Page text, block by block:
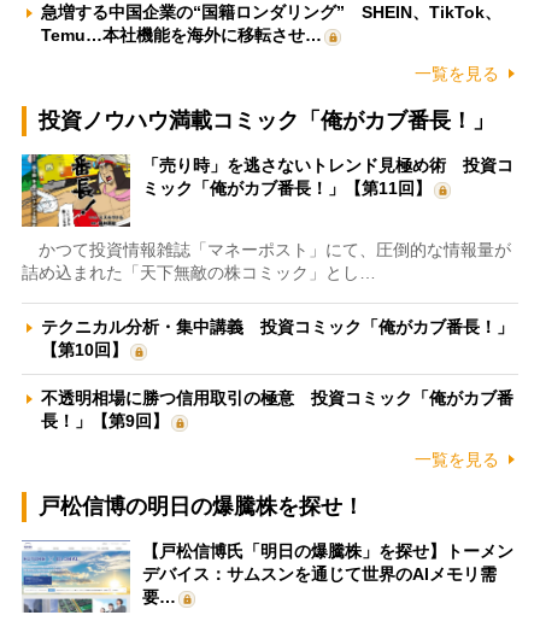
急増する中国企業の“国籍ロンダリング” SHEIN、TikTok、
Temu…本社機能を海外に移転させ…
一覧を見る
投資ノウハウ満載コミック「俺がカブ番長！」
「売り時」を逃さないトレンド見極め術 投資コ
ミック「俺がカブ番長！」【第11回】
かつて投資情報雑誌「マネーポスト」にて、圧倒的な情報量が
詰め込まれた「天下無敵の株コミック」とし…
テクニカル分析・集中講義 投資コミック「俺がカブ番長！」
【第10回】
不透明相場に勝つ信用取引の極意 投資コミック「俺がカブ番
長！」【第9回】
一覧を見る
戸松信博の明日の爆騰株を探せ！
【戸松信博氏「明日の爆騰株」を探せ】トーメン
デバイス：サムスンを通じて世界のAIメモリ需
要…